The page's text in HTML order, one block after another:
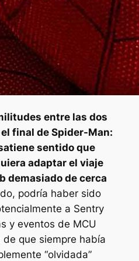
entre las dos
final de Spider-Man:
tiene sentido que
adaptar el viaje
demasiado de cerca
podría haber sido
a Sentry
y eventos de MCU
que siempre había
“olvidada”